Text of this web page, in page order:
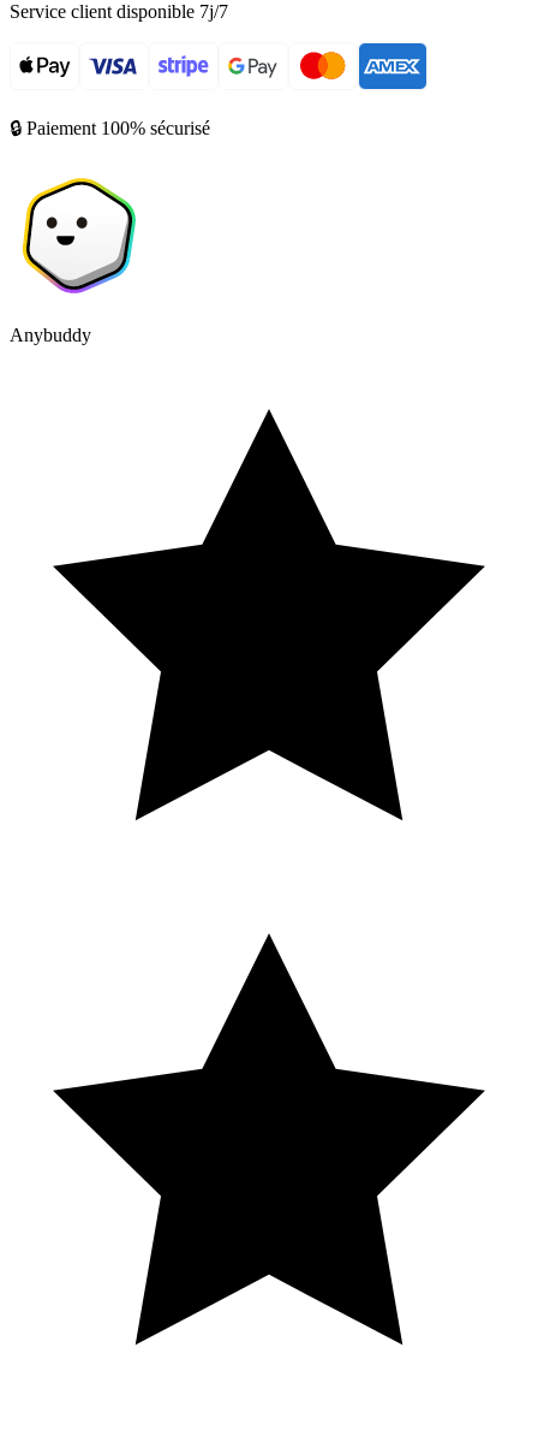
Service client disponible 7j/7
🔒 Paiement 100% sécurisé
Anybuddy